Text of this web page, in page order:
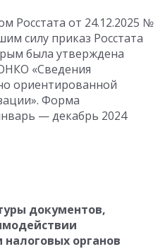
Росстата от 24.12.2025 №
силу приказ Росстата
была утверждена
«Сведения
ориентированной
Форма
— декабрь 2024
документов,
органов